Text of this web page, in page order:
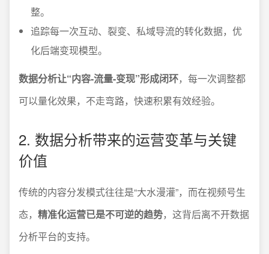
整。
追踪每一次互动、裂变、私域导流的转化数据，优
化后端变现模型。
数据分析让“内容-流量-变现”形成闭环，每一次调整都
可以量化效果，不走弯路，快速积累有效经验。
2. 数据分析带来的运营变革与关键
价值
传统的内容分发模式往往是“大水漫灌”，而在视频号生
态， 精准化运营已是不可逆的趋势，这背后离不开数据
分析平台的支持。